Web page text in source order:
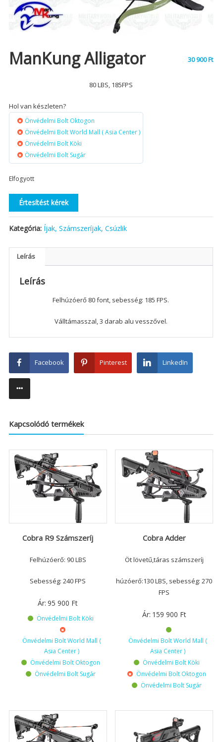
ManKung Alligator 30 900Ft
80 LBS, 185FPS
Hol van készleten?
Önvédelmi Bolt Oktogon
Önvédelmi Bolt World Mall ( Asia Center )
Önvédelmi Bolt Köki
Önvédelmi Bolt Sugár
Elfogyott
Értesítést kérek
Kategória: Íjak, Számszeríjak, Csúzlik
Leírás
Leírás
Felhúzóerő 80 font, sebesség: 185 FPS.
Válltámasszal, 3 darab alu vesszővel.
Facebook Pinterest LinkedIn
Kapcsolódó termékek
Cobra R9 Számszeríj
Felhúzóerő: 90 LBS
Sebesség: 240 FPS
Ár: 95 900 Ft
Önvédelmi Bolt Köki
Önvédelmi Bolt World Mall (
Asia Center )
Önvédelmi Bolt Oktogon
Önvédelmi Bolt Sugár
Cobra Adder
Öt lövetű,táras számszeríj
húzóerő:130 LBS, sebesség: 270
FPS
Ár: 159 900 Ft
Önvédelmi Bolt World Mall (
Asia Center )
Önvédelmi Bolt Köki
Önvédelmi Bolt Oktogon
Önvédelmi Bolt Sugár